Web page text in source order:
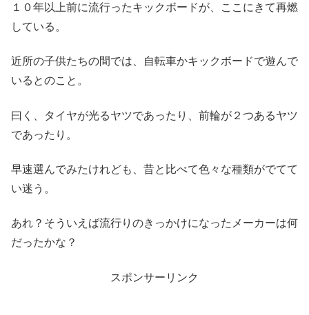
１０年以上前に流行ったキックボードが、ここにきて再燃
している。
近所の子供たちの間では、自転車かキックボードで遊んで
いるとのこと。
曰く、タイヤが光るヤツであったり、前輪が２つあるヤツ
であったり。
早速選んでみたけれども、昔と比べて色々な種類がでてて
い迷う。
あれ？そういえば流行りのきっかけになったメーカーは何
だったかな？
スポンサーリンク